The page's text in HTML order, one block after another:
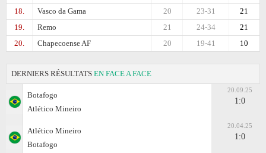
18.
Vasco da Gama 21
23-31
20
19.
Remo 21
24-34
21
20.
Chapecoense AF 10
19-41
20
DERNIERS RÉSULTATS EN FACE A FACE
Botafogo
Atlético Mineiro
20.09.25
1:0
Atlético Mineiro
Botafogo
20.04.25
1:0